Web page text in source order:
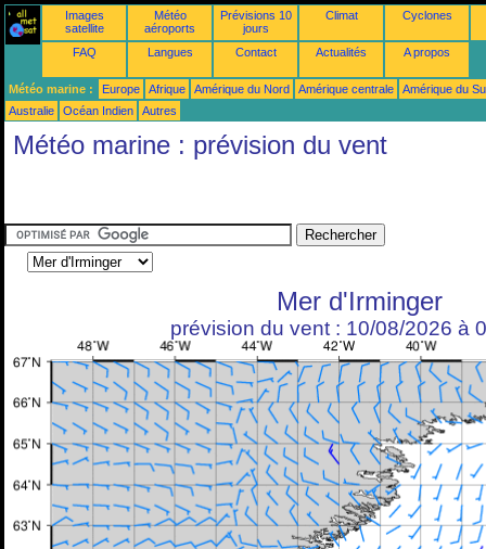
Images
satellite
Météo
aéroports
Prévisions 10
jours
Climat Cyclones
FAQ Langues Contact Actualités A propos
Météo marine : Europe Afrique Amérique du Nord Amérique centrale
Amérique du
Australie
Océan Indien Autres
Météo marine : prévision du vent
Mer d'Irminger
prévision du vent : 10/08/2026 à